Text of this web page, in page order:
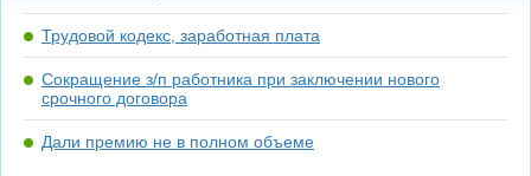
Трудовой кодекс, заработная плата
Сокращение з/п работника при заключении нового
срочного договора
Дали премию не в полном объеме